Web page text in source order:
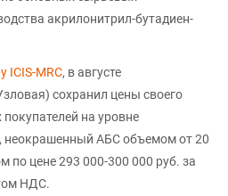
акрилонитрил-бутадиен-
ICIS-MRC, в августе
сохранил цены своего
на уровне
неокрашенный АБС объемом от 20
по цене 293 000-300 000 руб. за
НДС.